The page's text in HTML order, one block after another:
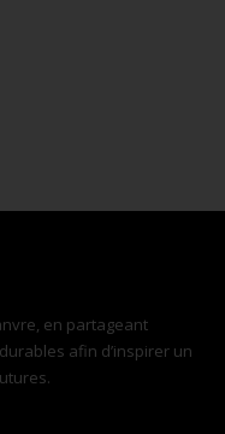
en partageant
afin d’inspirer un